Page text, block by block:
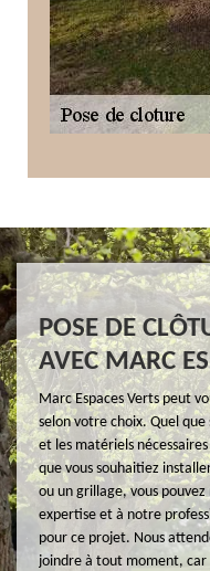
POSE DE
AVEC MARC
Marc Espaces Verts peut
selon votre choix. Quel
et les matériels
que vous souhaitiez
ou un grillage, vous
expertise et à notre
pour ce projet. Nous
joindre à tout moment, car